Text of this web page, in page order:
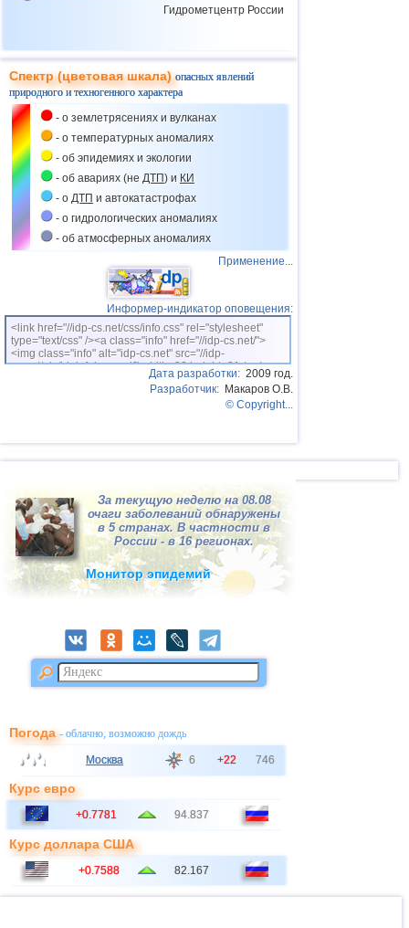
Гидрометцентр России
Спектр (цветовая шкала)опасных явлений
природного и техногенного характера
- о землетрясениях и вулканах
- о температурных аномалиях
- об эпидемиях и экологии
- об авариях (не ДТП) и КИ
- о ДТП и автокатастрофах
- о гидрологических аномалиях
- об атмосферных аномалиях
Применение...
Информер-индикатор оповещения:
<link href="//idp-cs.net/css/info.css" rel="stylesheet"
type="text/css" /><a class="info" href="//idp-cs.net/">
<img class="info" alt="idp-cs.net" src="//idp-
cs.net/pix/idpinfok_sm.gif" width=88 height=31 /></a>
Дата разработки: 2009 год.
Разработчик: Макаров О.В.
© Copyright...
За текущую неделю на 08.08
очаги заболеваний обнаружены
в 5 странах. В частности в
России - в 16 регионах.
Монитор эпидемий
Погода- облачно, возможно дождь
Москва 6 +22 746
Курс евро
+0.7781 94.837
Курс доллара США
+0.7588 82.167